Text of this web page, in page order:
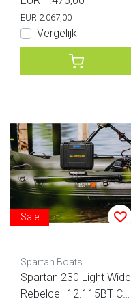
EUR 2.067,00
Vergelijk
Sale
Spartan Boats
Spartan 230 Light Wide
Rebelcell 12.115BT Co